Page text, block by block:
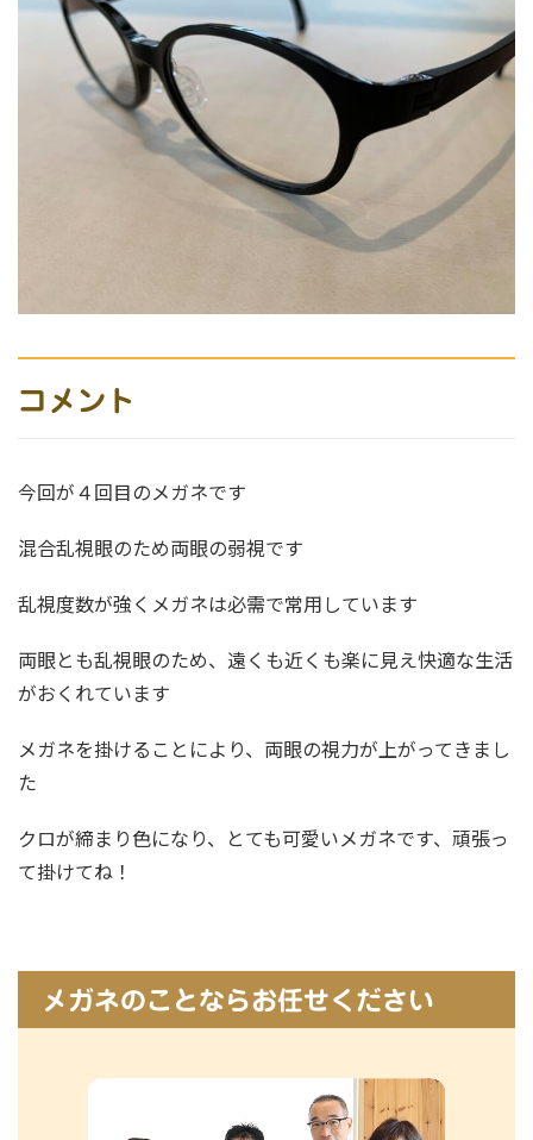
コメント
今回が４回目のメガネです
混合乱視眼のため両眼の弱視です
乱視度数が強くメガネは必需で常用しています
両眼とも乱視眼のため、遠くも近くも楽に見え快適な生活
がおくれています
メガネを掛けることにより、両眼の視力が上がってきまし
た
クロが締まり色になり、とても可愛いメガネです、頑張っ
て掛けてね！
メガネのことならお任せください